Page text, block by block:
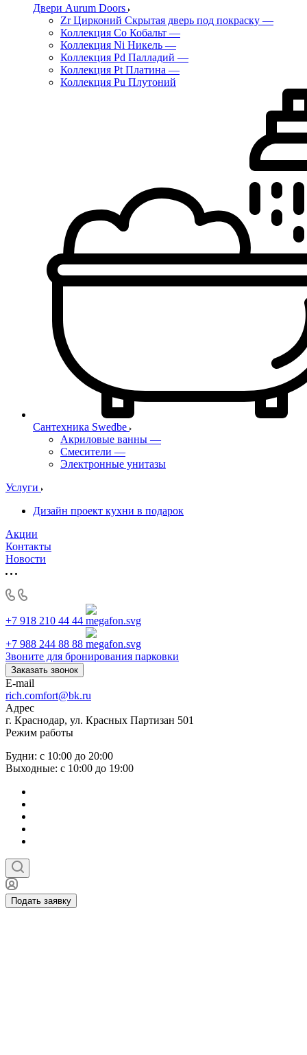
Двери Aurum Doors
Zr Цирконий Скрытая дверь под покраску —
Коллекция Co Кобальт —
Коллекция Ni Никель —
Коллекция Pd Палладий —
Коллекция Pt Платина —
Коллекция Pu Плутоний
Сантехника Swedbe
Акриловые ванны —
Смесители —
Электронные унитазы
Услуги
Дизайн проект кухни в подарок
Акции
Контакты
Новости
+7 918 210 44 44
+7 988 244 88 88
Звоните для бронирования парковки
Заказать звонок
E-mail
rich.comfort@bk.ru
Адрес
г. Краснодар, ул. Красных Партизан 501
Режим работы
Будни: с 10:00 до 20:00
Выходные: с 10:00 до 19:00
Подать заявку